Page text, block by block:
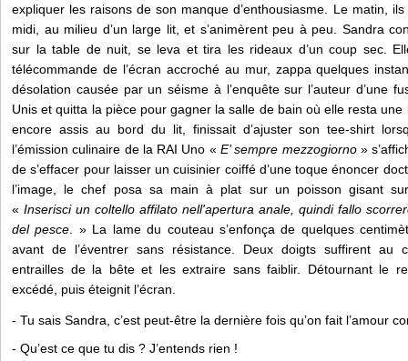
expliquer les raisons de son manque d’enthousiasme. Le matin, ils
midi, au milieu d’un large lit, et s’animèrent peu à peu. Sandra
sur la table de nuit, se leva et tira les rideaux d’un coup sec.
télécommande de l’écran accroché au mur, zappa quelques
désolation causée par un séisme à l’enquête sur l’auteur d’une
Unis et quitta la pièce pour gagner la salle de bain où elle resta
encore assis au bord du lit, finissait d’ajuster son tee-shirt
l’émission culinaire de la RAI Uno « E’ sempre mezzogiorno »
de s’effacer pour laisser un cuisinier coiffé d’une toque énoncer
l’image, le chef posa sa main à plat sur un poisson gisant
« Inserisci un coltello affilato nell'apertura anale, quindi fallo
del pesce . » La lame du couteau s’enfonça de quelques
avant de l’éventrer sans résistance. Deux doigts suffirent au
entrailles de la bête et les extraire sans faiblir. Détournant le
excédé, puis éteignit l’écran.
- Tu sais Sandra, c’est peut-être la dernière fois qu’on fait l’amour
- Qu’est ce que tu dis ? J’entends rien !